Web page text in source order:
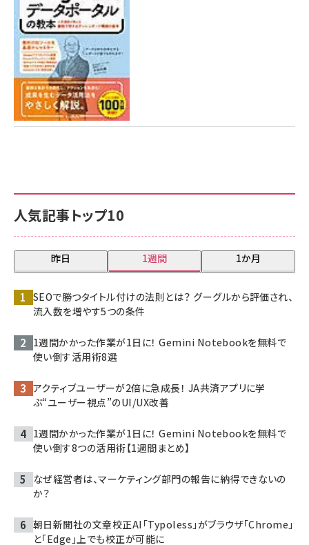
人気記事トップ10
昨日 1週間 1か月
SEOで勝つタイトル付けの法則とは？ グーグルから評価され、
流入数を増やす5つの条件
1週間かかった作業が1日に！ Gemini Notebookを無料で
使い倒す活用術8選
アクティブユーザーが2倍に急成長！ JA共済アプリに学
ぶ“ユーザー視点”のUI/UX改善
1週間かかった作業が1日に！ Gemini Notebookを無料で
使い倒す8つの活用術【1週間まとめ】
なぜ経営者は、マーケティング部門の報告に納得できないの
か？
朝日新聞社の文章校正AI「Typoless」がブラウザ「Chrome」
と「Edge」上でも校正が可能に
7月31日 10:00